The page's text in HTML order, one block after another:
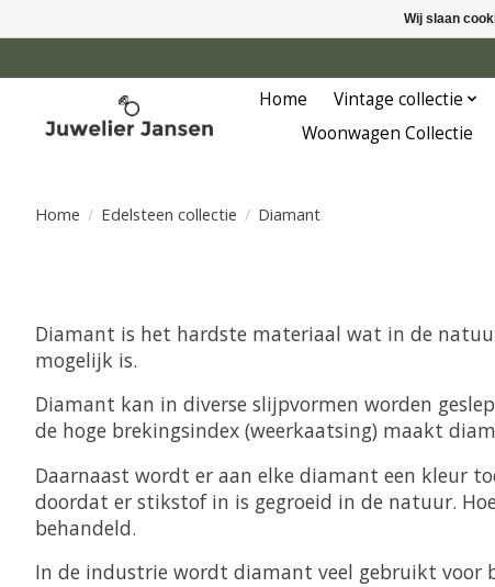
Home Vintage collectie
Woonwagen Collectie
Home / Edelsteen collectie / Diamant
Diamant is het hardste materiaal wat in de
mogelijk is.
Diamant kan in diverse slijpvormen worden
de hoge brekingsindex (weerkaatsing) maakt
Daarnaast wordt er aan elke diamant een kleur
doordat er stikstof in is gegroeid in de natuur.
behandeld.
In de industrie wordt diamant veel gebruikt voor
Wij slaan